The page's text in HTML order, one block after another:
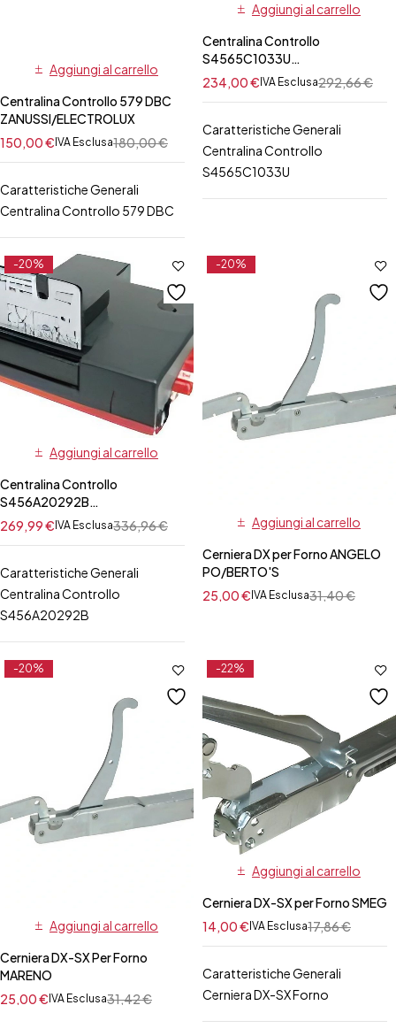
Aggiungi al carrello
Centralina Controllo 579 DBC
ZANUSSI/ELECTROLUX
180,00€
150,00€ IVA Esclusa
Caratteristiche Generali
Centralina Controllo 579 DBC
Aggiungi al carrello
Centralina Controllo
S4565C1033U
ZANUSSI/ELECTROLUX292,66€
234,00€ IVA Esclusa
Caratteristiche Generali
Centralina Controllo
S4565C1033U
-20%
Aggiungi al carrello
Centralina Controllo
S456A20292B
BERTO'S/FOINOX 336,96€
269,99€IVA Esclusa
Caratteristiche Generali
Centralina Controllo
S456A20292B
-20%
Aggiungi al carrello
Cerniera DX per Forno ANGELO
PO/BERTO'S
31,40€
25,00€ IVA Esclusa
-20%
Aggiungi al carrello
Cerniera DX-SX Per Forno
MARENO
31,42€
25,00€ IVA Esclusa
-22%
Aggiungi al carrello
Cerniera DX-SX per Forno SMEG
17,86€
14,00€ IVA Esclusa
Caratteristiche Generali
Cerniera DX-SX Forno